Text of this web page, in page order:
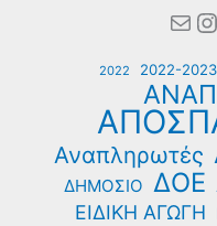
Mail
2022 2022-2023
Αναπληρωτές
ΔΗΜΟΣΙΟ ΔΟΕ
ΕΙΔΙΚΗ ΑΓΩΓΗ